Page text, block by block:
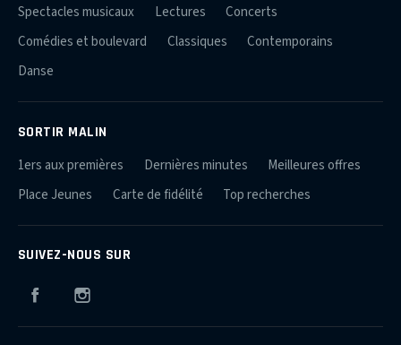
Spectacles musicaux
Lectures
Concerts
Comédies et boulevard
Classiques
Contemporains
Danse
SORTIR MALIN
1ers aux premières Dernières minutes
Meilleures offres
Place Jeunes
Carte de fidélité Top recherches
SUIVEZ-NOUS SUR
Facebook